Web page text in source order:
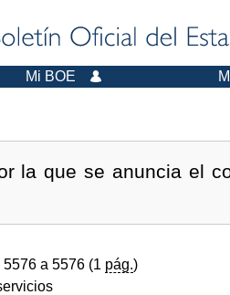
Mi BOE
la que se anuncia el
a 5576 (1 pág.)